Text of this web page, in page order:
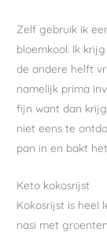
Zelf gebruik ik
bloemkool. Ik
de andere helft
namelijk prima
fijn want dan
niet eens te
pan in en bakt
Keto kokosrijst
Kokosrijst is heel
nasi met